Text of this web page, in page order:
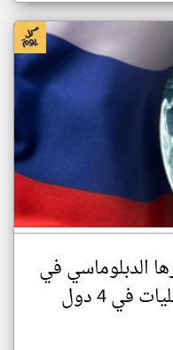
الدبلوماسي في
إفريقيا بافتتاح ممثليات في 4 دول